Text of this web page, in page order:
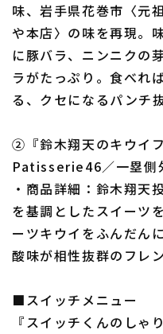
味、岩手県花巻市〈元
や本店〉の味を再現。
に豚バラ、ニンニクの
ラがたっぷり。食べれ
る、クセになるパンチ
②『鈴木翔天のキウイ
Patisserie46／一塁側
・商品詳細：鈴木翔天
を基調としたスイーツ
ーツキウイをふんだん
酸味が相性抜群のフレ
■スイッチメニュー
『スイッチくんのしゃ